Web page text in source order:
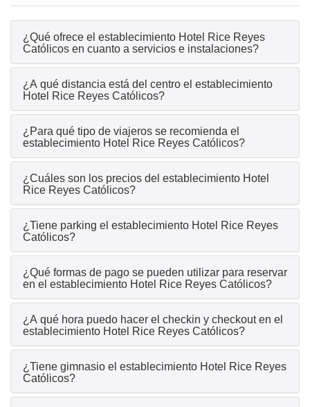
¿Qué ofrece el establecimiento Hotel Rice Reyes
Católicos en cuanto a servicios e instalaciones?
¿A qué distancia está del centro el establecimiento
Hotel Rice Reyes Católicos?
¿Para qué tipo de viajeros se recomienda el
establecimiento Hotel Rice Reyes Católicos?
¿Cuáles son los precios del establecimiento Hotel
Rice Reyes Católicos?
¿Tiene parking el establecimiento Hotel Rice Reyes
Católicos?
¿Qué formas de pago se pueden utilizar para reservar
en el establecimiento Hotel Rice Reyes Católicos?
¿A qué hora puedo hacer el checkin y checkout en el
establecimiento Hotel Rice Reyes Católicos?
¿Tiene gimnasio el establecimiento Hotel Rice Reyes
Católicos?